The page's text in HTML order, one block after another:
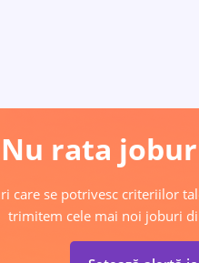
Nu rata
care se potrivesc criteriilor
trimitem cele mai noi joburi